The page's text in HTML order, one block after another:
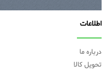
اطلاعات
درباره ما
تحویل کالا